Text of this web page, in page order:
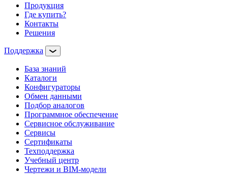
Продукция
Где купить?
Контакты
Решения
Поддержка
База знаний
Каталоги
Конфигураторы
Обмен данными
Подбор аналогов
Программное обеспечение
Сервисное обслуживание
Сервисы
Сертификаты
Техподдержка
Учебный центр
Чертежи и BIM-модели